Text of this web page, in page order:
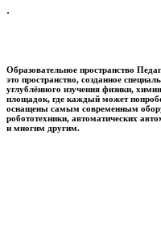
.
Образовательное пространство
это пространство, созданное
углублённого изучения физики,
площадок, где каждый может
оснащены самым современным
робототехники, автоматических
и многим другим.